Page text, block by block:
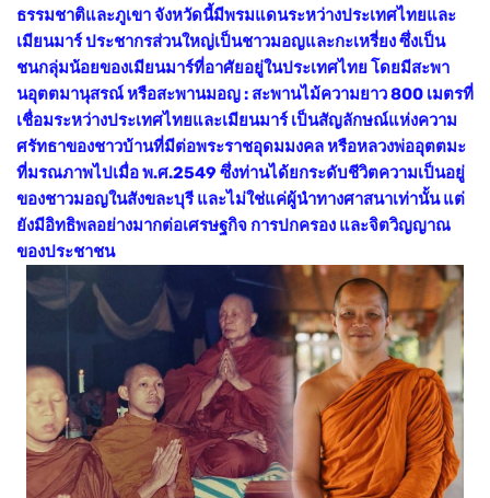
ธรรมชาติและภูเขา จังหวัดนี้มีพรมแดนระหว่างประเทศไทยและ
เมียนมาร์ ประชากรส่วนใหญ่เป็นชาวมอญและกะเหรี่ยง ซึ่งเป็น
ชนกลุ่มน้อยของเมียนมาร์ที่อาศัยอยู่ในประเทศไทย โดยมีสะพา
นอุตตมานุสรณ์ หรือสะพานมอญ : สะพานไม้ความยาว 800 เมตรที่
เชื่อมระหว่างประเทศไทยและเมียนมาร์ เป็นสัญลักษณ์แห่งความ
ศรัทธาของชาวบ้านที่มีต่อพระราชอุดมมงคล หรือหลวงพ่ออุตตมะ
ที่มรณภาพไปเมื่อ พ.ศ.2549 ซึ่งท่านได้ยกระดับชีวิตความเป็นอยู่
ของชาวมอญในสังขละบุรี และไม่ใช่แค่ผู้นำทางศาสนาเท่านั้น แต่
ยังมีอิทธิพลอย่างมากต่อเศรษฐกิจ การปกครอง และจิตวิญญาณ
ของประชาชน